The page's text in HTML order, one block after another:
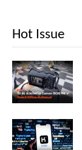
Hot Issue